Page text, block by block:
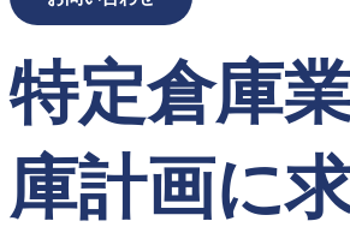
特定倉庫
庫計画に